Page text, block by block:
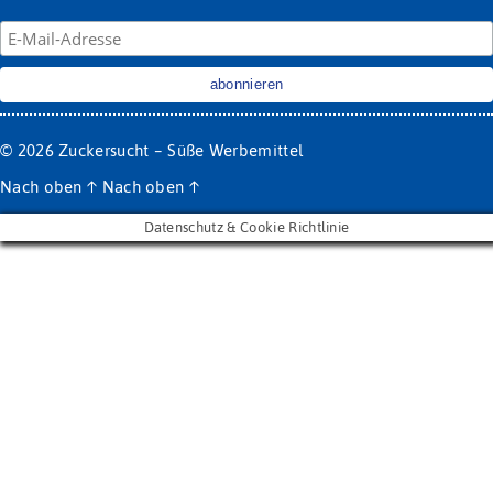
© 2026 Zuckersucht – Süße Werbemittel
Nach oben↑ Nach oben ↑
Datenschutz & Cookie Richtlinie